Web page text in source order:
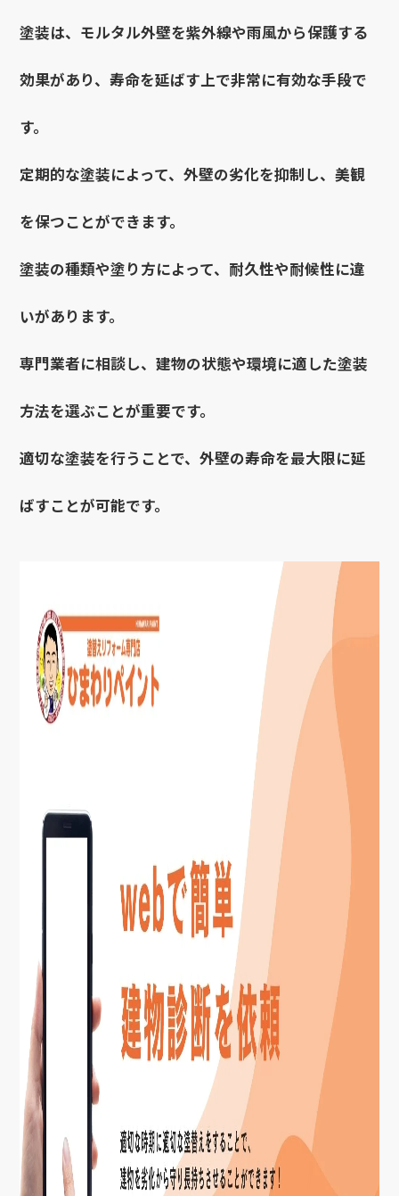
塗装は、モルタル外壁を紫外線や雨風から保護する
効果があり、寿命を延ばす上で非常に有効な手段で
す。
定期的な塗装によって、外壁の劣化を抑制し、美観
を保つことができます。
塗装の種類や塗り方によって、耐久性や耐候性に違
いがあります。
専門業者に相談し、建物の状態や環境に適した塗装
方法を選ぶことが重要です。
適切な塗装を行うことで、外壁の寿命を最大限に延
ばすことが可能です。